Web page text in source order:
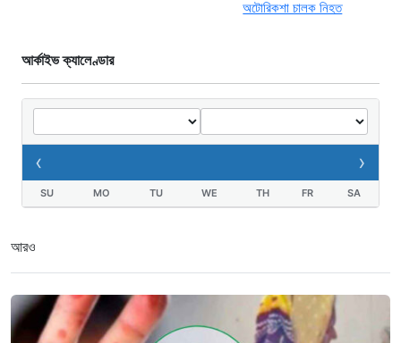
আর্কাইভ ক্যালেণ্ডার
‹ ›
SU MO TU WE TH FR SA
আরও